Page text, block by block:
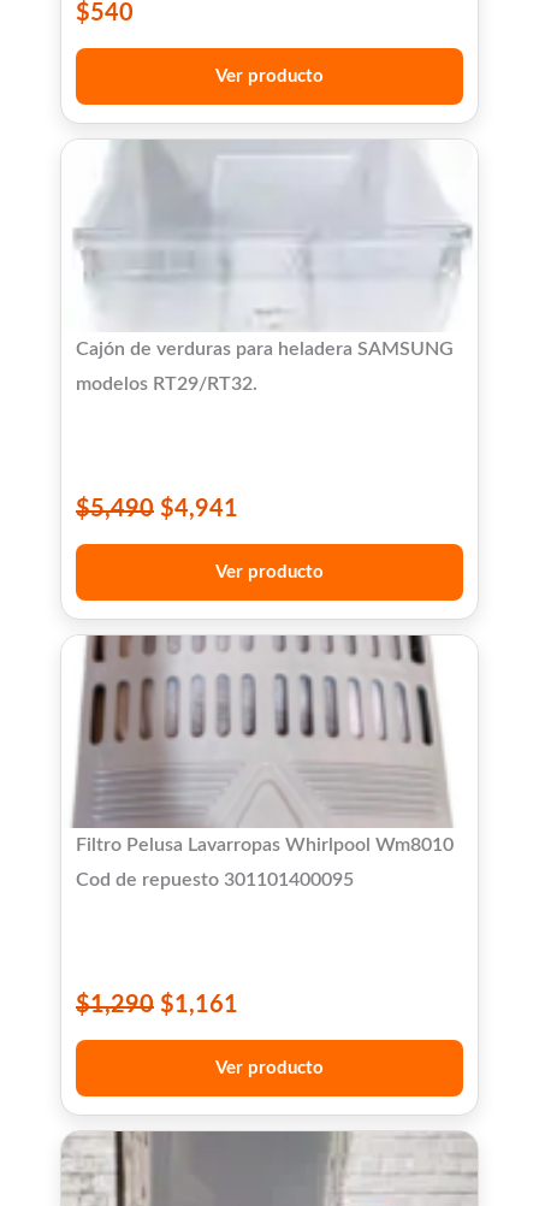
$540
Ver producto
Cajón de verduras para heladera SAMSUNG
modelos RT29/RT32.
$5,490 $4,941
Ver producto
Filtro Pelusa Lavarropas Whirlpool Wm8010
Cod de repuesto 301101400095
$1,290 $1,161
Ver producto